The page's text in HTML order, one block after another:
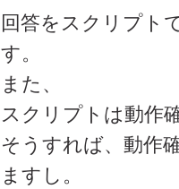
回答をスクリプト
す。
また、
スクリプトは動作
そうすれば、動作
ますし。